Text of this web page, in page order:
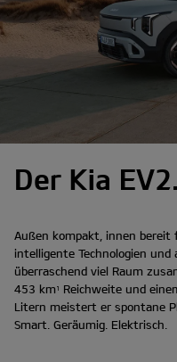
Der Kia EV2.
Außen kompakt, innen bereit
intelligente Technologien
überraschend viel Raum
453 km 1
Reichweite und
Litern meistert er spontane
Smart. Geräumig. Elektrisch.